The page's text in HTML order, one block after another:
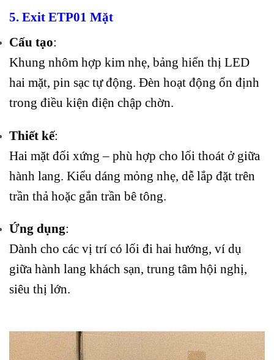
5. Exit ETP01 Mặt
Cấu tạo:
Khung nhôm hợp kim nhẹ, bảng hiển thị LED
hai mặt, pin sạc tự động. Đèn hoạt động ổn định
trong điều kiện điện chập chờn.
Thiết kế:
Hai mặt đối xứng – phù hợp cho lối thoát ở giữa
hành lang. Kiểu dáng mỏng nhẹ, dễ lắp đặt trên
trần thả hoặc gắn trần bê tông.
Ứng dụng:
Dành cho các vị trí có lối đi hai hướng, ví dụ
giữa hành lang khách sạn, trung tâm hội nghị,
siêu thị lớn.